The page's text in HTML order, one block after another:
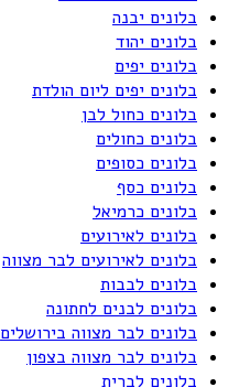
בלונים יבנה
בלונים יהוד
בלונים יפים
בלונים יפים ליום הולדת
בלונים כחול לבן
בלונים כחולים
בלונים כסופים
בלונים כסף
בלונים כרמיאל
בלונים לאירועים
בלונים לאירועים לבר מצווה
בלונים לבבות
בלונים לבנים לחתונה
בלונים לבר מצווה בירושלים
בלונים לבר מצווה בצפון
בלונים לברית